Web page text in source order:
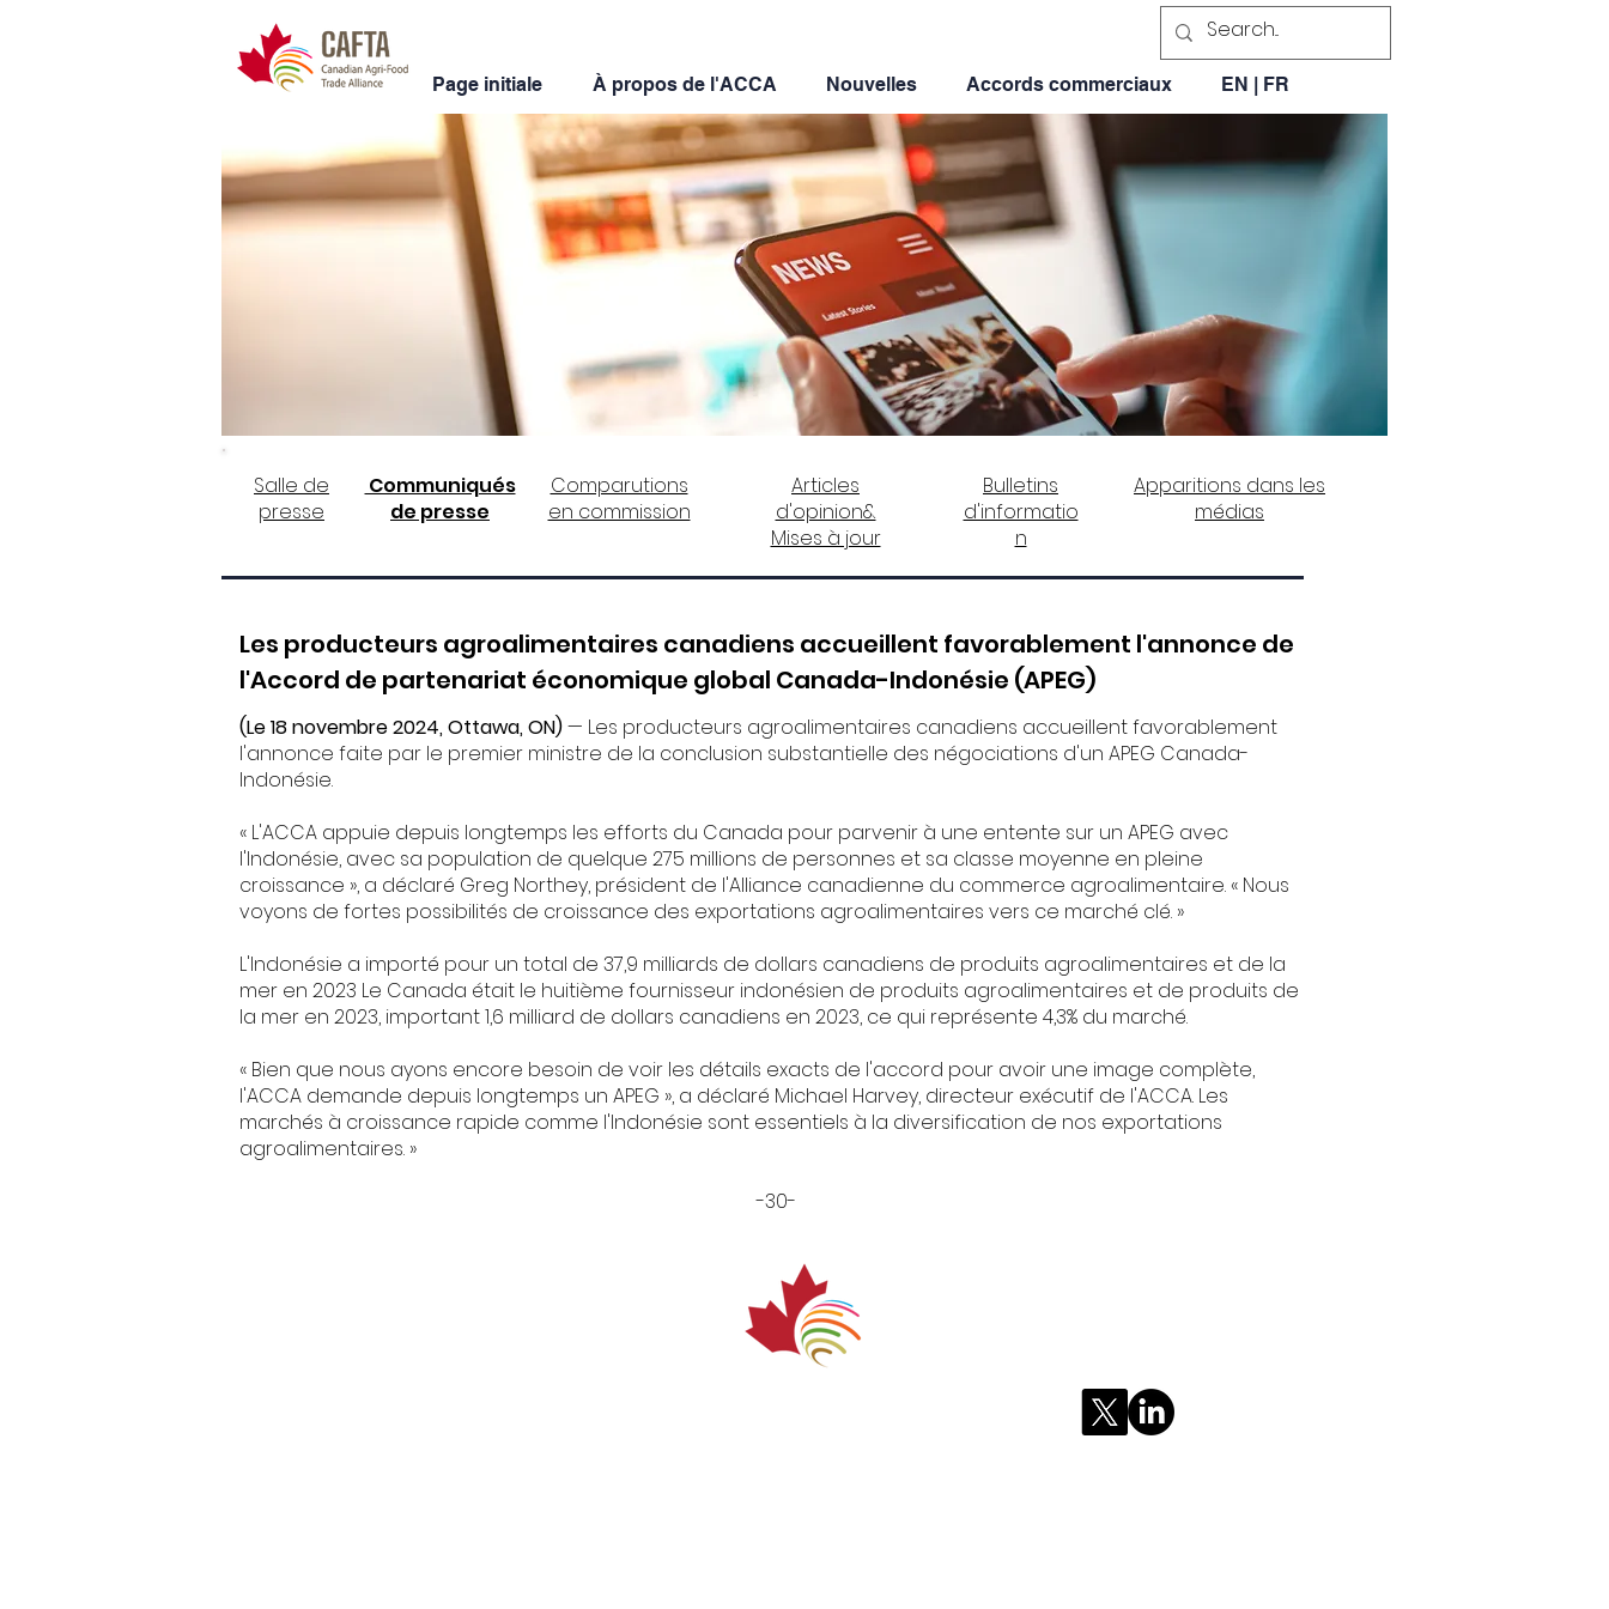
Page initiale À propos de l'ACCA Nouvelles Accords commerciaux EN | FR
Salle de
presse
Communiqués
de presse
Comparutions
en commission
Articles
d'opinion&
Mises à jour
Bulletins
d'informatio
n
Apparitions dans les
médias
Les producteurs agroalimentaires canadiens accueillent favorablement l'annonce de
l'Accord de partenariat économique global Canada-Indonésie (APEG)
(Le 18 novembre 2024, Ottawa, ON)— Les producteurs agroalimentaires canadiens accueillent favorablement
l'annonce faite par le premier ministre de la conclusion substantielle des négociations d'un APEG Canada-
Indonésie.
« L'ACCA appuie depuis longtemps les efforts du Canada pour parvenir à une entente sur un APEG avec
l'Indonésie, avec sa population de quelque 275 millions de personnes et sa classe moyenne en pleine
croissance », a déclaré Greg Northey, président de l'Alliance canadienne du commerce agroalimentaire. « Nous
voyons de fortes possibilités de croissance des exportations agroalimentaires vers ce marché clé. »
L'Indonésie a importé pour un total de 37,9 milliards de dollars canadiens de produits agroalimentaires et de la
mer en 2023 Le Canada était le huitième fournisseur indonésien de produits agroalimentaires et de produits de
la mer en 2023, important 1,6 milliard de dollars canadiens en 2023, ce qui représente 4,3% du marché.
« Bien que nous ayons encore besoin de voir les détails exacts de l'accord pour avoir une image complète,
l'ACCA demande depuis longtemps un APEG », a déclaré Michael Harvey, directeur exécutif de l'ACCA. Les
marchés à croissance rapide comme l'Indonésie sont essentiels à la diversification de nos exportations
agroalimentaires. »
-30-